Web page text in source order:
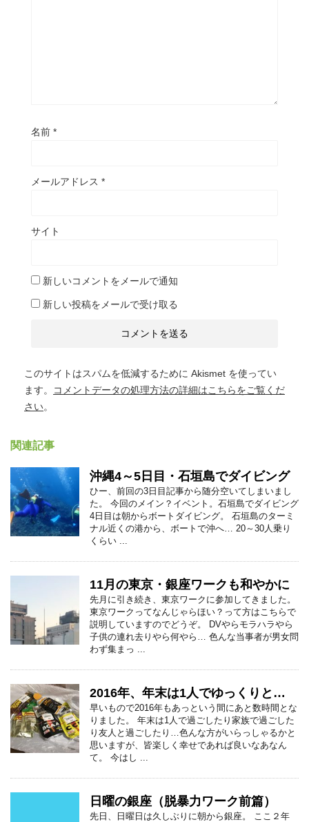
名前 *
メールアドレス *
サイト
新しいコメントをメールで通知
新しい投稿をメールで受け取る
このサイトはスパムを低減するために Akismet を使ってい
ます。
コメントデータの処理方法の詳細はこちらをご覧くだ
さい。
関連記事
沖縄4～5日目・石垣島でダイビング
ひー、前回の3日目記事から随分空いてしまいまし
た。 今回のメイン？イベント。石垣島でダイビング
4日目は朝からボートダイビング。 石垣島のターミ
ナル近くの港から、ボートで沖へ… 20～30人乗り
くらい ...
11月の東京・銀座ワークも和やかに
先月に引き続き、東京ワークに参加してきました。
東京ワークってなんじゃらほい？って方はこちらで
説明していますのでどうぞ。 DVやらモラハラやら
子供の連れ去りやら何やら… 色んな当事者が男女問
わず集まっ ...
2016年、年末は1人でゆっくりと…
早いもので2016年もあっという間にあと数時間とな
りました。 年末は1人で過ごしたり家族で過ごした
り友人と過ごしたり…色んな方がいらっしゃるかと
思いますが、皆楽しく幸せであれば良いなあなん
て。 今はし ...
日曜の銀座（脱暴力ワーク前篇）
先日、日曜日は久しぶりに朝から銀座。 ここ２年